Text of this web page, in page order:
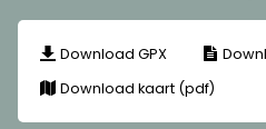
Download GPX
Download kaart (pdf)